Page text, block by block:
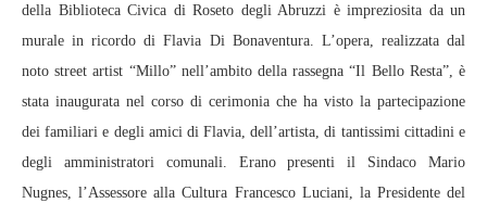
della Biblioteca Civica di Roseto degli Abruzzi è impreziosita da un
murale in ricordo di Flavia Di Bonaventura. L’opera, realizzata dal
noto street artist “Millo” nell’ambito della rassegna “Il Bello Resta”, è
stata inaugurata nel corso di cerimonia che ha visto la partecipazione
dei familiari e degli amici di Flavia, dell’artista, di tantissimi cittadini e
degli amministratori comunali. Erano presenti il Sindaco Mario
Nugnes, l’Assessore alla Cultura Francesco Luciani, la Presidente del